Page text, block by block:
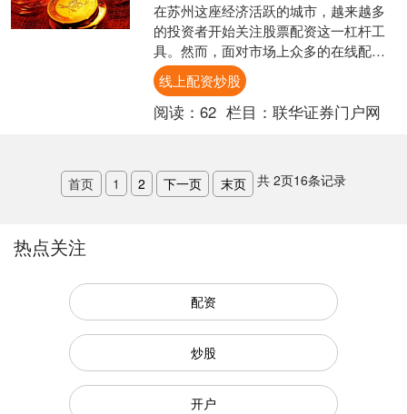
在苏州这座经济活跃的城市，越来越多
的投资者开始关注股票配资这一杠杆工
具。然而，面对市场上众多的在线配资
平台，如何选择正规可靠的公司成为投
资者最为关心的问题。本文....
线上配资炒股
阅读： 62 栏目： 联华证券门户网
首页 1 2 下一页 末页 共 2页16条记录
热点关注
配资
炒股
开户